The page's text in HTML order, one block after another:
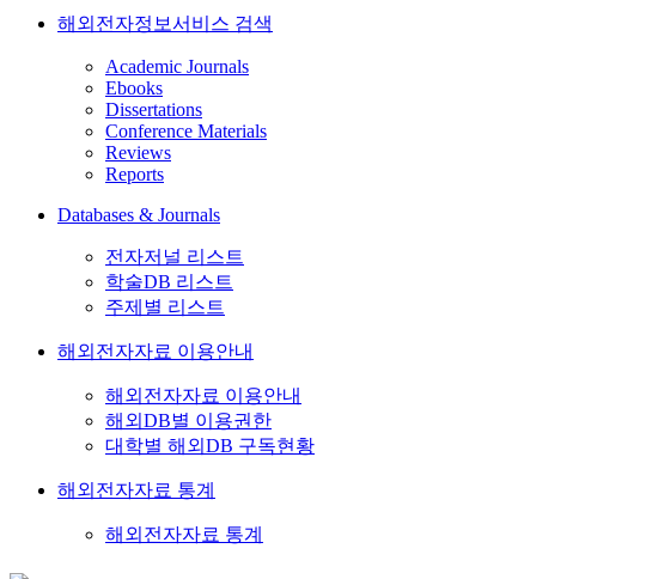
해외전자정보서비스 검색
Academic Journals
Ebooks
Dissertations
Conference Materials
Reviews
Reports
Databases & Journals
전자저널 리스트
학술DB 리스트
주제별 리스트
해외전자자료 이용안내
해외전자자료 이용안내
해외DB별 이용권한
대학별 해외DB 구독현황
해외전자자료 통계
해외전자자료 통계